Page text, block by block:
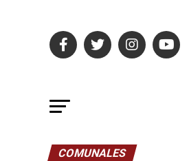
COMUNALES